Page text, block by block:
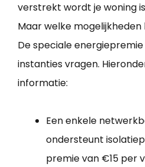
verstrekt wordt je woning
Maar welke mogelijkheden
De speciale
instanties vragen.
informatie:
Een enkele
ondersteunt
premie van €15 per